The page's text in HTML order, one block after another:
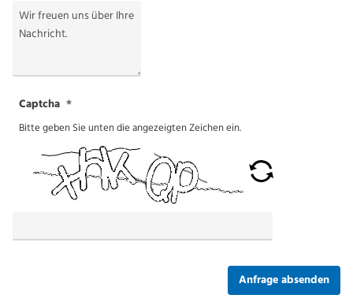
Captcha
Bitte geben Sie unten die angezeigten Zeichen ein.
Anfrage absenden